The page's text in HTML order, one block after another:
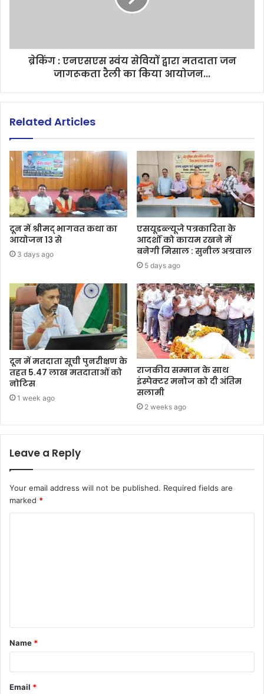
ब्रेकिंग : एनएसएस स्वंय सेवियों द्वारा मतदाता जन
जागरूकता रैली का किया आयोजन...
Related Articles
दून में श्रीमद् भागवत कथा का
आयोजन 13 से
3 days ago
एसयूडब्ल्यूजे पत्रकारिता के
आदर्शों को कायम रखने में
बनेगी मिसाल : सुनील अग्रवाल
5 days ago
दून में मतदाता सूची पुनरीक्षण के
तहत 5.47 लाख मतदाताओं को
नोटिस
1 week ago
राजकीय सम्मान के साथ
इंस्पेक्टर मनोज को दी अंतिम
सलामी
2 weeks ago
Leave a Reply
Your email address will not be published. Required fields are
marked *
t
*
Name *
Email *